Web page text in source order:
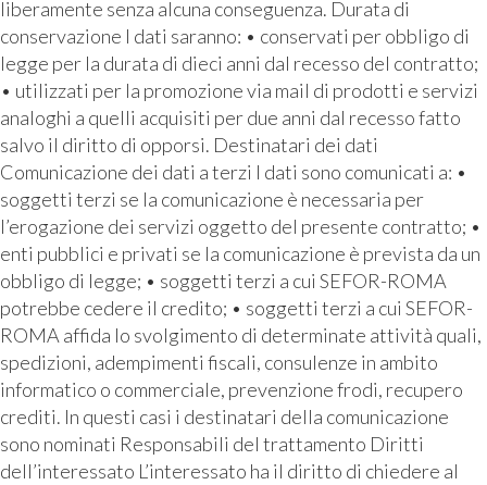
liberamente senza alcuna conseguenza. Durata di
conservazione I dati saranno: • conservati per obbligo di
legge per la durata di dieci anni dal recesso del contratto;
• utilizzati per la promozione via mail di prodotti e servizi
analoghi a quelli acquisiti per due anni dal recesso fatto
salvo il diritto di opporsi. Destinatari dei dati
Comunicazione dei dati a terzi I dati sono comunicati a: •
soggetti terzi se la comunicazione è necessaria per
l’erogazione dei servizi oggetto del presente contratto; •
enti pubblici e privati se la comunicazione è prevista da un
obbligo di legge; • soggetti terzi a cui SEFOR-ROMA
potrebbe cedere il credito; • soggetti terzi a cui SEFOR-
ROMA affida lo svolgimento di determinate attività quali,
spedizioni, adempimenti fiscali, consulenze in ambito
informatico o commerciale, prevenzione frodi, recupero
crediti. In questi casi i destinatari della comunicazione
sono nominati Responsabili del trattamento Diritti
dell’interessato L’interessato ha il diritto di chiedere al